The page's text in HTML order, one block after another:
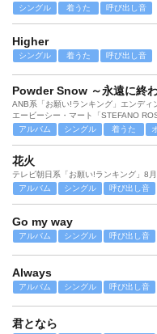
シングル
着うた 呼び出し音
Higher
シングル 着うた 呼び出し音
Powder Snow ～永遠に終
ANB系「お願い!ランキング」エンディ
エービーシー・マート「STEFANO
アルバム
シングル 着うた
花火
テレビ朝日系「お願い!ランキング」8
アルバム
シングル 呼び出し音
Go my way
アルバム シングル 呼び出し音
Always
アルバム シングル 呼び出し音
君となら